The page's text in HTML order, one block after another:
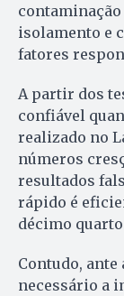
isolamento e
fatores
A partir dos
confiável
realizado no
números
resultados
rápido é
décimo
Contudo, ante
necessário a